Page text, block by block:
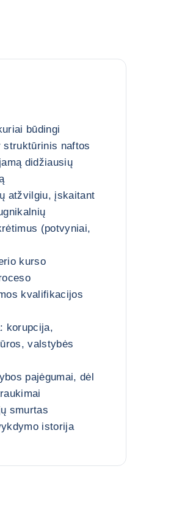
būdingi
struktūrinis naftos
didžiausių
atžvilgiu, įskaitant
(potvyniai,
kurso
kvalifikacijos
korupcija,
valstybės
pajėgumai, dėl
smurtas
istorija